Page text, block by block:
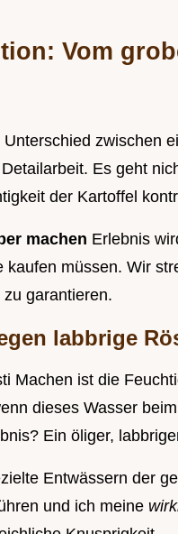
Vom
zwischen
Es geht
der Kartoffel
machen Erlebnis
kaufen müssen. Wir
zu garantieren.
labbrige
Machen ist die
dieses Wasser
Ein öliger,
Entwässern der
und ich meine